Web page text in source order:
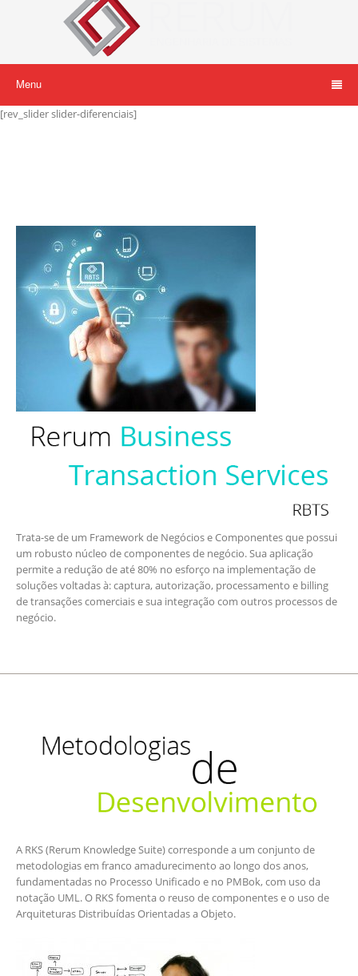
Menu
[rev_slider slider-diferenciais]
Trata-se de um Framework de Negócios e Componentes que possui
um robusto núcleo de componentes de negócio. Sua aplicação
permite a redução de até 80% no esforço na implementação de
soluções voltadas à: captura, autorização, processamento e billing
de transações comerciais e sua integração com outros processos de
negócio.
A RKS (Rerum Knowledge Suite) corresponde a um conjunto de
metodologias em franco amadurecimento ao longo dos anos,
fundamentadas no Processo Unificado e no PMBok, com uso da
notação UML. O RKS fomenta o reuso de componentes e o uso de
Arquiteturas Distribuídas Orientadas a Objeto.